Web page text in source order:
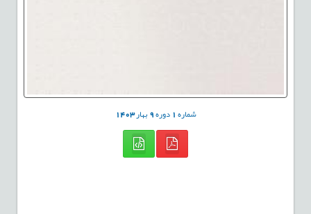
شماره1دوره9بهار1403